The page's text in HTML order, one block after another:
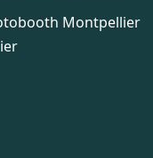
Montpellier